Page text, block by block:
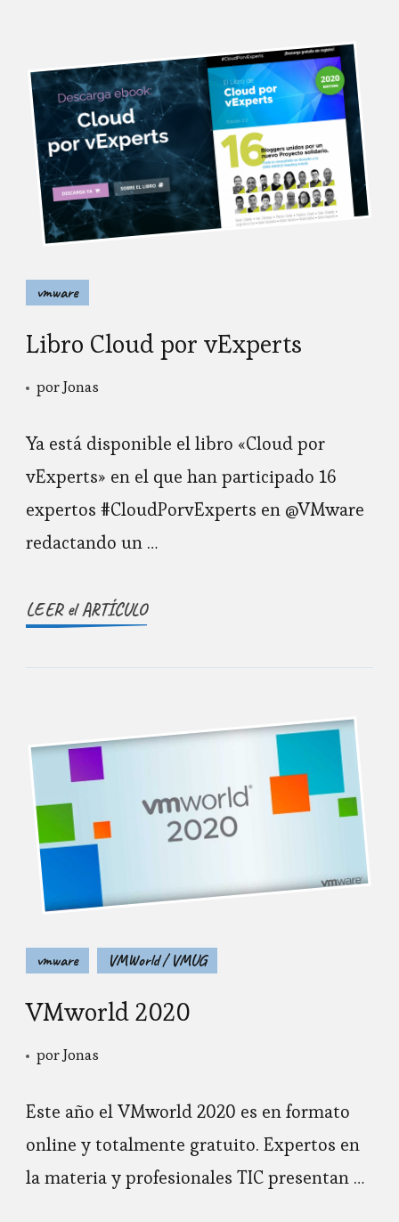
vmware
Libro Cloud por vExperts
porJonas
Ya está disponible el libro «Cloud por
vExperts» en el que han participado 16
expertos #CloudPorvExperts en @VMware
redactando un …
LEER el ARTÍCULO
vmware VMWorld / VMUG
VMworld 2020
porJonas
Este año el VMworld 2020 es en formato
online y totalmente gratuito. Expertos en
la materia y profesionales TIC presentan …